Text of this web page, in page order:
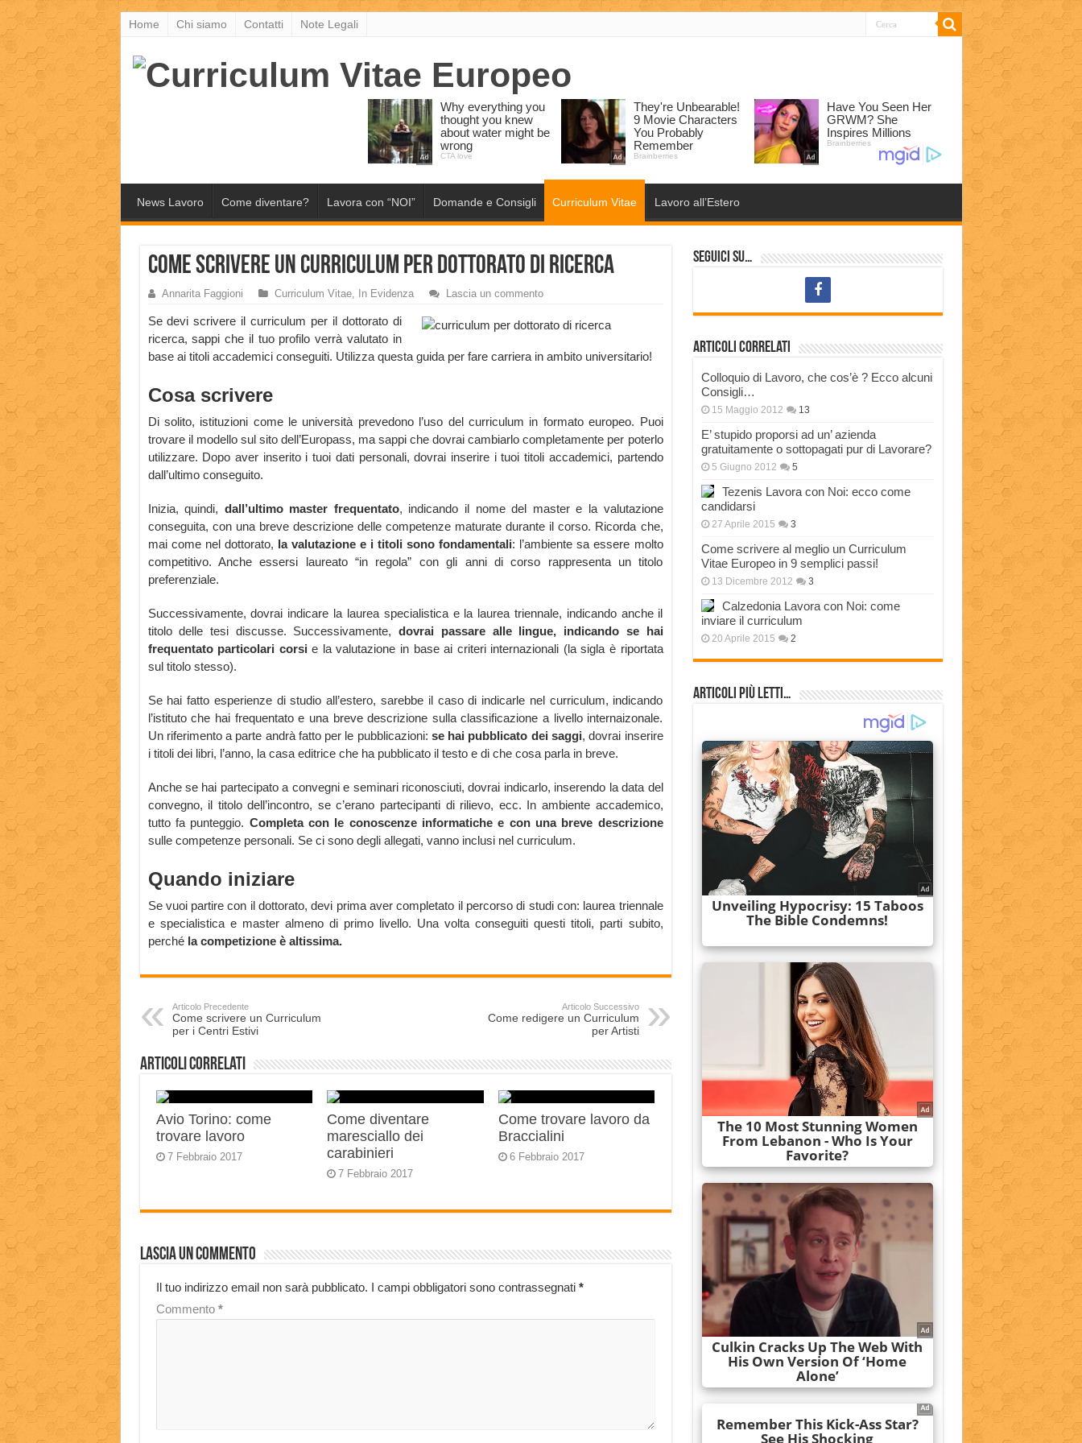
Home Chi siamo Contatti Note Legali
News Lavoro Come diventare? Lavora con “NOI” Domande e Consigli Curriculum Vitae Lavoro all’Estero
Come scrivere un Curriculum per Dottorato di Ricerca
Annarita Faggioni Curriculum Vitae, In Evidenza Lascia un commento
Se devi scrivere il curriculum per il dottorato di
ricerca, sappi che il tuo profilo verrà valutato in
base ai titoli accademici conseguiti. Utilizza questa guida per fare carriera in ambito universitario!
Cosa scrivere
Di solito, istituzioni come le università prevedono l’uso del curriculum in formato europeo. Puoi
trovare il modello sul sito dell’Europass, ma sappi che dovrai cambiarlo completamente per poterlo
utilizzare. Dopo aver inserito i tuoi dati personali, dovrai inserire i tuoi titoli accademici, partendo
dall’ultimo conseguito.
Inizia, quindi, dall’ultimo master frequentato, indicando il nome del master e la valutazione
conseguita, con una breve descrizione delle competenze maturate durante il corso. Ricorda che,
mai come nel dottorato, la valutazione e i titoli sono fondamentali: l’ambiente sa essere molto
competitivo. Anche essersi laureato “in regola” con gli anni di corso rappresenta un titolo
preferenziale.
Successivamente, dovrai indicare la laurea specialistica e la laurea triennale, indicando anche il
titolo delle tesi discusse. Successivamente,dovrai passare alle lingue, indicando se hai
frequentato particolari corsi e la valutazione in base ai criteri internazionali (la sigla è riportata
sul titolo stesso).
Se hai fatto esperienze di studio all’estero, sarebbe il caso di indicarle nel curriculum, indicando
l’istituto che hai frequentato e una breve descrizione sulla classificazione a livello internaizonale.
Un riferimento a parte andrà fatto per le pubblicazioni: se hai pubblicato dei saggi, dovrai inserire
i titoli dei libri, l’anno, la casa editrice che ha pubblicato il testo e di che cosa parla in breve.
Anche se hai partecipato a convegni e seminari riconosciuti, dovrai indicarlo, inserendo la data del
convegno, il titolo dell’incontro, se c’erano partecipanti di rilievo, ecc. In ambiente accademico,
tutto fa punteggio. Completa con le conoscenze informatiche e con una breve descrizione
sulle competenze personali. Se ci sono degli allegati, vanno inclusi nel curriculum.
Quando iniziare
Se vuoi partire con il dottorato, devi prima aver completato il percorso di studi con: laurea triennale
e specialistica e master almeno di primo livello. Una volta conseguiti questi titoli, parti subito,
perchéla competizione è altissima.
Articolo Precedente
Come scrivere un Curriculum
per i Centri Estivi
Articolo Successivo
Come redigere un Curriculum
per Artisti
Articoli correlati
Avio Torino: come
trovare lavoro
7 Febbraio 2017
Come diventare
maresciallo dei
carabinieri
7 Febbraio 2017
Come trovare lavoro da
Braccialini
6 Febbraio 2017
Lascia un commento
Il tuo indirizzo email non sarà pubblicato. I campi obbligatori sono contrassegnati *
Commento *
Seguici su…
Articoli correlati
Colloquio di Lavoro, che cos’è ? Ecco alcuni
Consigli…
15 Maggio 2012 13
E’ stupido proporsi ad un’ azienda
gratuitamente o sottopagati pur di Lavorare?
5 Giugno 2012 5
Tezenis Lavora con Noi: ecco come
candidarsi
27 Aprile 2015 3
Come scrivere al meglio un Curriculum
Vitae Europeo in 9 semplici passi!
13 Dicembre 2012 3
Calzedonia Lavora con Noi: come
inviare il curriculum
20 Aprile 2015 2
Articoli più Letti…